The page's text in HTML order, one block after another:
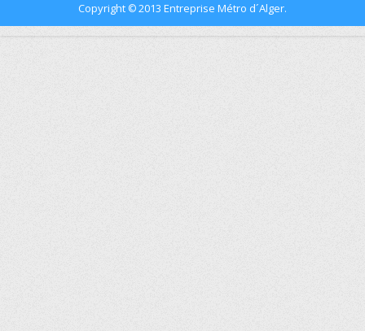
Copyright ©2013 Entreprise Métro d´Alger.